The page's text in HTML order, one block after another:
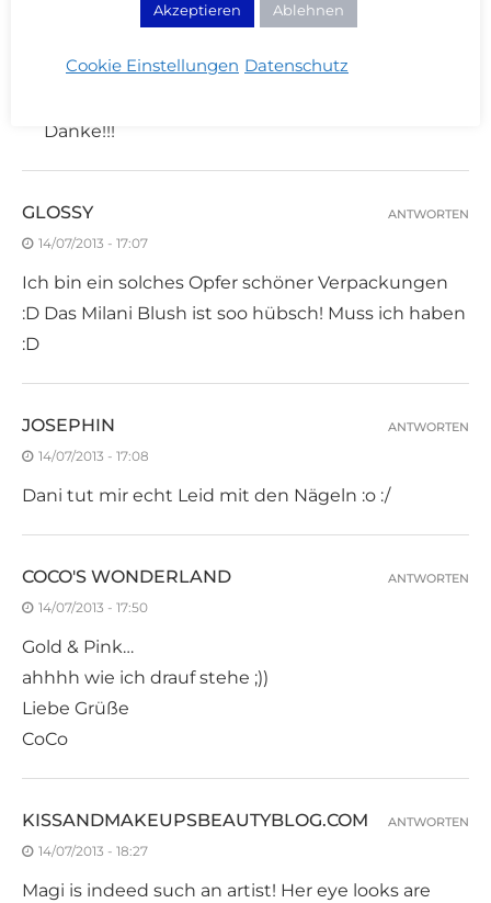
CREAM BLUB
Danke!!!
GLOSSY
14/07/2013 - 17:07
Ich bin ein solches Opfer schöner Verpackungen
:D Das Milani Blush ist soo hübsch! Muss ich haben
:D
ANTWORTEN
JOSEPHIN
14/07/2013 - 17:08
Dani tut mir echt Leid mit den Nägeln :o :/
ANTWORTEN
COCO'S WONDERLAND
14/07/2013 - 17:50
Gold & Pink…
ahhhh wie ich drauf stehe ;))
Liebe Grüße
CoCo
ANTWORTEN
KISSANDMAKEUPSBEAUTYBLOG.COM
14/07/2013 - 18:27
Magi is indeed such an artist! Her eye looks are
ANTWORTEN
Akzeptieren Ablehnen
Cookie Einstellungen Datenschutz